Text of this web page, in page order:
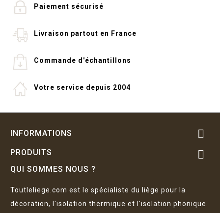
Paiement sécurisé
Livraison partout en France
Commande d'échantillons
Votre service depuis 2004
INFORMATIONS 
PRODUITS 
QUI SOMMES NOUS ?
Toutleliege.com est le spécialiste du liège pour la
décoration, l'isolation thermique et l'isolation phonique.